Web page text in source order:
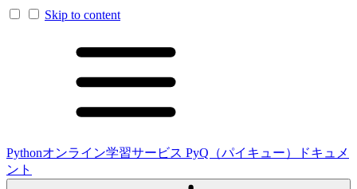
Skip to content
Pythonオンライン学習サービス PyQ（パイキュー）ドキュメ
ント